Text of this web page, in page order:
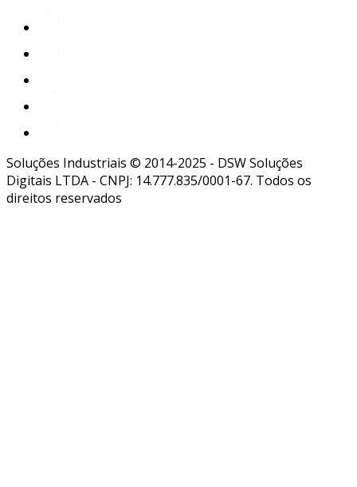
Soluções Industriais © 2014-2025 - DSW Soluções
Digitais LTDA - CNPJ: 14.777.835/0001-67. Todos os
direitos reservados